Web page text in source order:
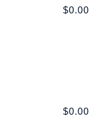
$0.00
$0.00